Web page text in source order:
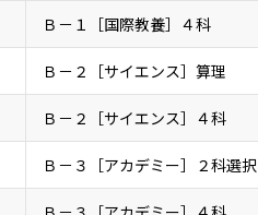
Ｂ－１［国際教養］４科
Ｂ－２［サイエンス］算理
Ｂ－２［サイエンス］４科
Ｂ－３［アカデミー］２科選択